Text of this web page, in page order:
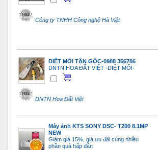
Công ty TNHH Công nghệ Hà Việt
DIỆT MỐI TẬN GỐC-0988 356786
DNTN HOA ĐẤT VIỆT -DIỆT MỐI-
DNTN Hoa Đất Việt
Máy ảnh KTS SONY DSC- T200 8.1MP
NEW
Giảm giá 15%, giá ưu đãi cùng nhiều
phần quà hấp dẫn